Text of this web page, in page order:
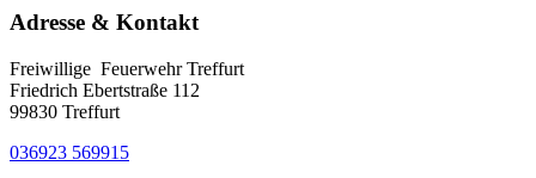
Adresse & Kontakt
Freiwillige Feuerwehr Treffurt
Friedrich Ebertstraße 112
99830 Treffurt
036923 569915